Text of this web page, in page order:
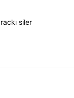
siler